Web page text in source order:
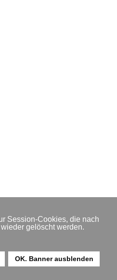
Session-Cookies, die nach
gelöscht werden.
OK. Banner ausblenden